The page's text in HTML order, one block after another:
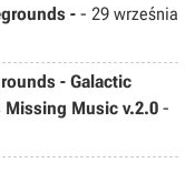
- - 29 września
- Galactic
Music v.2.0 -